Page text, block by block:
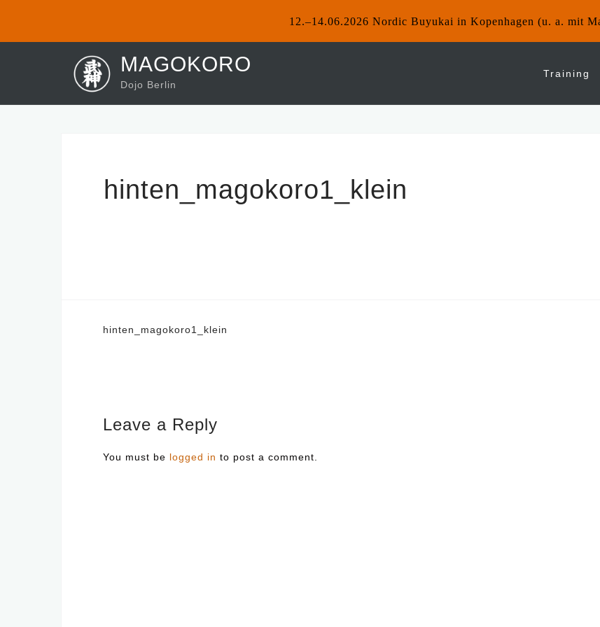
MAGOKORO
Dojo Berlin
Training
hinten_magokoro1_klein
Post
hinten_magokoro1_klein
Leave a Reply
You must be logged in to post a comment.
12.–14.06.2026 Nordic Buyukai in Kopenhagen (u. a. mit